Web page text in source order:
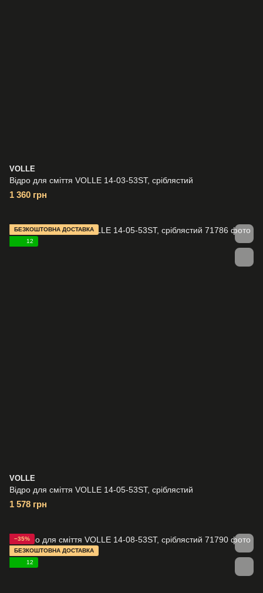
VOLLE
Відро для сміття VOLLE 14-03-53ST, сріблястий
1 360 грн
БЕЗКОШТОВНА ДОСТАВКА
12
VOLLE
Відро для сміття VOLLE 14-05-53ST, сріблястий
1 578 грн
−35%
БЕЗКОШТОВНА ДОСТАВКА
12